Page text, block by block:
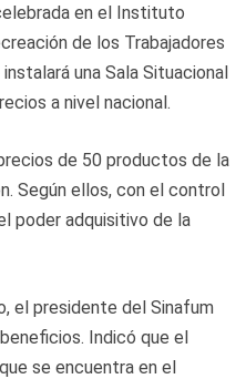
en el Instituto
de los Trabajadores
una Sala Situacional
a nivel nacional.
de 50 productos de la
Según ellos, con el control
poder adquisitivo de la
el presidente del Sinafum
Indicó que el
se encuentra en el